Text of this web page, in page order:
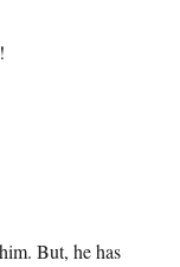
But, he has